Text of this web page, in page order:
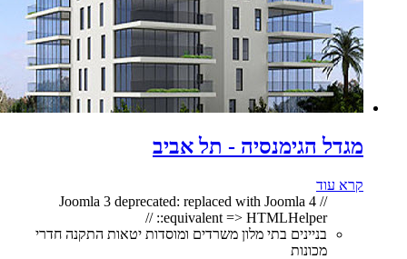
מגדל הגימנסיה - תל אביב
קרא עוד
// Joomla 3 deprecated: replaced with Joomla 4
equivalent => HTMLHelper:: //
בניינים בתי מלון משרדים ומוסדות יטאות התקנה חדרי
מכונות